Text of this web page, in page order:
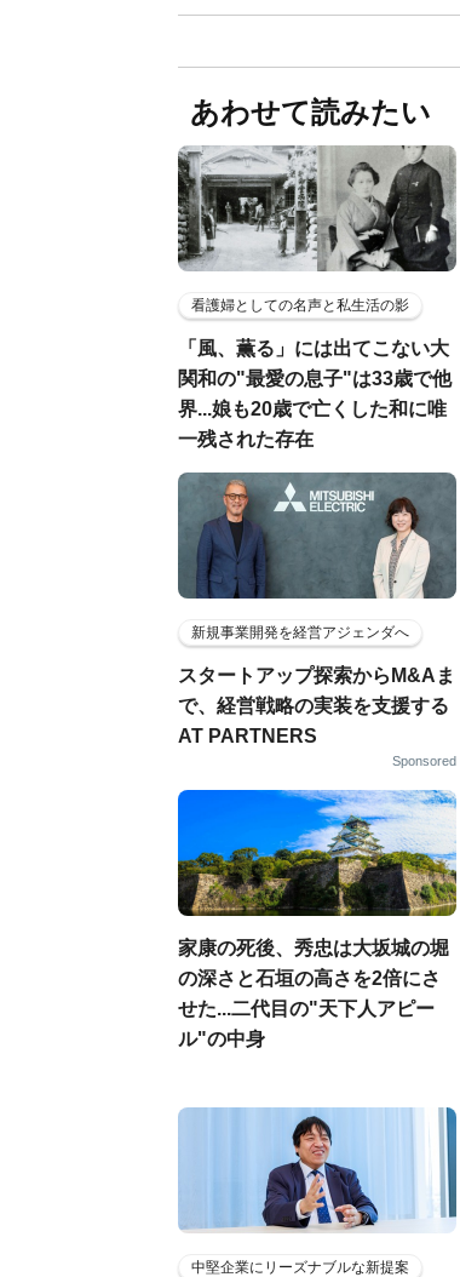
あわせて読みたい
看護婦としての名声と私生活の影
「風、薫る」には出てこない大
関和の"最愛の息子"は33歳で他
界...娘も20歳で亡くした和に唯
一残された存在
新規事業開発を経営アジェンダへ
スタートアップ探索からM&Aま
で、経営戦略の実装を支援する
AT PARTNERS
Sponsored
家康の死後、秀忠は大坂城の堀
の深さと石垣の高さを2倍にさ
せた...二代目の"天下人アピー
ル"の中身
中堅企業にリーズナブルな新提案